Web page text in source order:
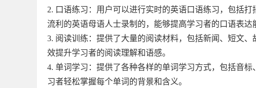
2. 口语练习：用户可以进行实时的英语口语练习，包括
流利的英语母语人士录制的，能够提高学习者的口语表达
3. 阅读训练：提供了大量的阅读材料，包括新闻、短文
效提升学习者的阅读理解和语感。
4. 单词学习：提供了各种各样的单词学习方式，包括音
习者轻松掌握每个单词的背景和含义。